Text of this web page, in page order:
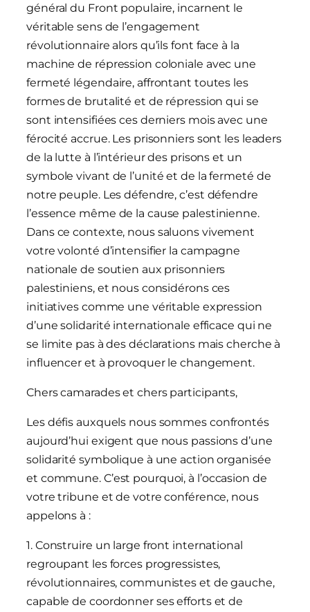
général du Front populaire, incarnent le
véritable sens de l’engagement
révolutionnaire alors qu’ils font face à la
machine de répression coloniale avec une
fermeté légendaire, affrontant toutes les
formes de brutalité et de répression qui se
sont intensifiées ces derniers mois avec une
férocité accrue. Les prisonniers sont les leaders
de la lutte à l’intérieur des prisons et un
symbole vivant de l’unité et de la fermeté de
notre peuple. Les défendre, c’est défendre
l’essence même de la cause palestinienne.
Dans ce contexte, nous saluons vivement
votre volonté d’intensifier la campagne
nationale de soutien aux prisonniers
palestiniens, et nous considérons ces
initiatives comme une véritable expression
d’une solidarité internationale efficace qui ne
se limite pas à des déclarations mais cherche à
influencer et à provoquer le changement.
Chers camarades et chers participants,
Les défis auxquels nous sommes confrontés
aujourd’hui exigent que nous passions d’une
solidarité symbolique à une action organisée
et commune. C’est pourquoi, à l’occasion de
votre tribune et de votre conférence, nous
appelons à :
1. Construire un large front international
regroupant les forces progressistes,
révolutionnaires, communistes et de gauche,
capable de coordonner ses efforts et de